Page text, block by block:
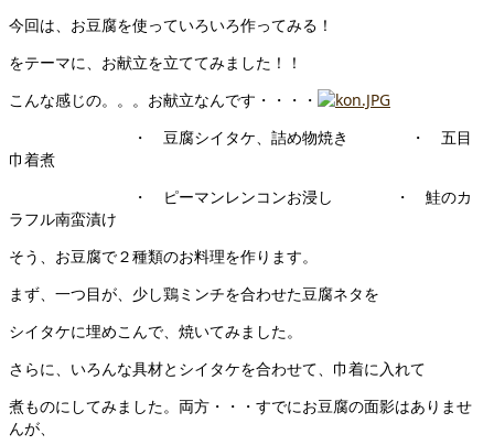
今回は、お豆腐を使っていろいろ作ってみる！
をテーマに、お献立を立ててみました！！
こんな感じの。。。お献立なんです・・・・
・ 豆腐シイタケ、詰め物焼き ・ 五目
巾着煮
・ ピーマンレンコンお浸し ・ 鮭のカ
ラフル南蛮漬け
そう、お豆腐で２種類のお料理を作ります。
まず、一つ目が、少し鶏ミンチを合わせた豆腐ネタを
シイタケに埋めこんで、焼いてみました。
さらに、いろんな具材とシイタケを合わせて、巾着に入れて
煮ものにしてみました。両方・・・すでにお豆腐の面影はありませ
んが、